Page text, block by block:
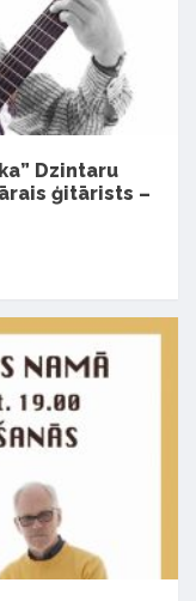
Dzintaru
ģitārists –